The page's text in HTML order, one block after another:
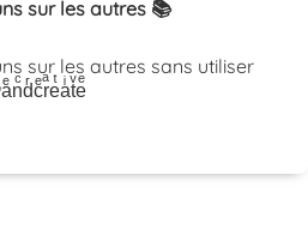
sur les autres 📚
sur les autres sans utiliser